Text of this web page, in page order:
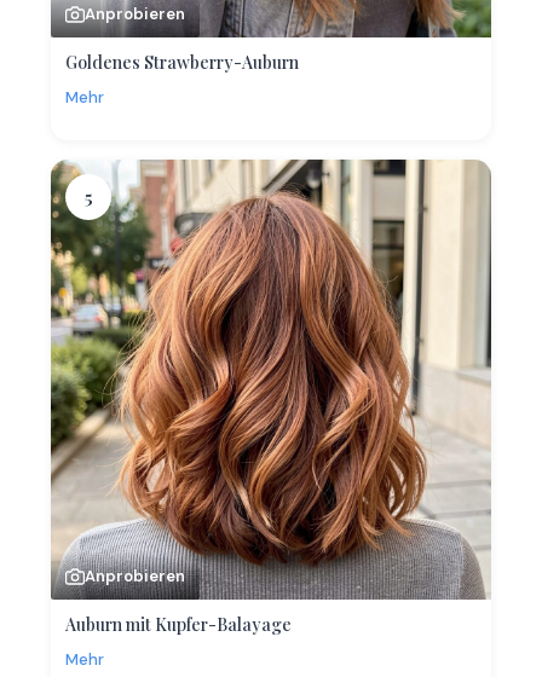
Anprobieren
Goldenes Strawberry-Auburn
Mehr
5
Anprobieren
Auburn mit Kupfer-Balayage
Mehr